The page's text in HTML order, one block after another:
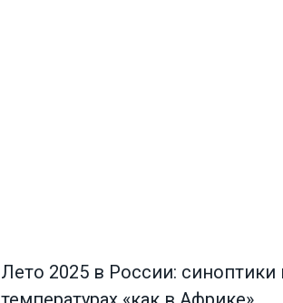
Лето 2025 в России: